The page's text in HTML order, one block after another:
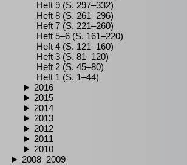
Heft 9 (S. 297–332)
Heft 8 (S. 261–296)
Heft 7 (S. 221–260)
Heft 5–6 (S. 161–220)
Heft 4 (S. 121–160)
Heft 3 (S. 81–120)
Heft 2 (S. 45–80)
Heft 1 (S. 1–44)
2016
2015
2014
2013
2012
2011
2010
2008–2009